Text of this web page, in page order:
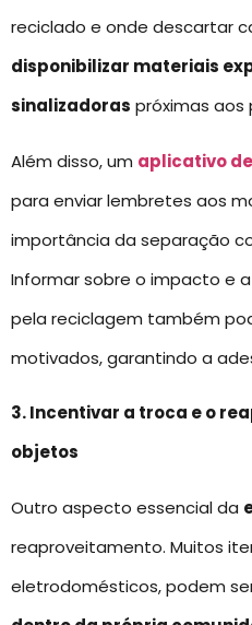
reciclado e onde descartar
disponibilizar materiais
sinalizadoras próximas
Além disso, um aplicativo
para enviar lembretes aos
importância da separação
Informar sobre o impacto e
pela reciclagem também
motivados, garantindo a
3. Incentivar a troca e o
objetos
Outro aspecto essencial da
reaproveitamento. Muitos
eletrodomésticos, podem